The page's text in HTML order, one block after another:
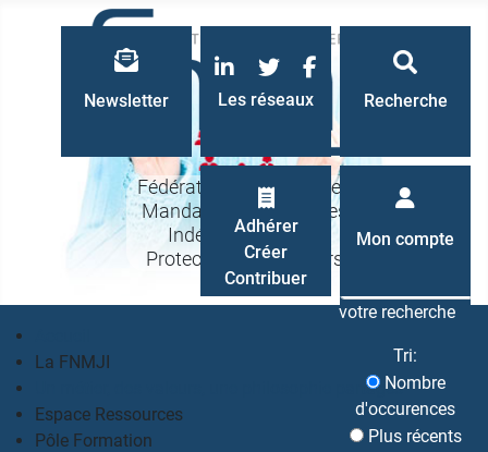
Fédération Nationale des
Mandataires Judiciaires
Indépendants à la
Protection des Majeurs
La FNMJI
Un métier, des valeurs, une philosophie partagés
Espace Ressources
Pôle Formation
Recherche
Recherche
votre recherche
Tri:
Nombre
d'occurences
Plus récents
Les réseaux
LinkedInTwitterFacebook
Newsletter
Mon compte
Adhérer
Créer
Contribuer